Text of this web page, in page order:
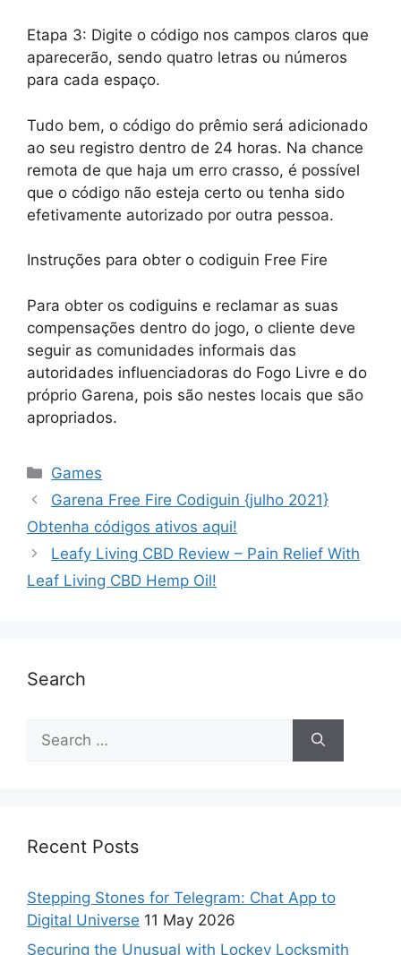
Etapa 3: Digite o código nos campos claros que
aparecerão, sendo quatro letras ou números
para cada espaço.
Tudo bem, o código do prêmio será adicionado
ao seu registro dentro de 24 horas. Na chance
remota de que haja um erro crasso, é possível
que o código não esteja certo ou tenha sido
efetivamente autorizado por outra pessoa.
Instruções para obter o codiguin Free Fire
Para obter os codiguins e reclamar as suas
compensações dentro do jogo, o cliente deve
seguir as comunidades informais das
autoridades influenciadoras do Fogo Livre e do
próprio Garena, pois são nestes locais que são
apropriados.
Games
Garena Free Fire Codiguin {julho 2021}
Obtenha códigos ativos aqui!
Leafy Living CBD Review – Pain Relief With
Leaf Living CBD Hemp Oil!
Search
Recent Posts
Stepping Stones for Telegram: Chat App to
Digital Universe 11 May 2026
Securing the Unusual with Lockey Locksmith